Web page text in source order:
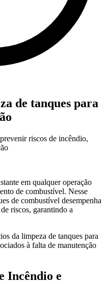
de tanques para
riscos de incêndio,
em qualquer operação
de combustível. Nesse
de combustível desempenha
riscos, garantindo a
da limpeza de tanques para
à falta de manutenção
Incêndio e